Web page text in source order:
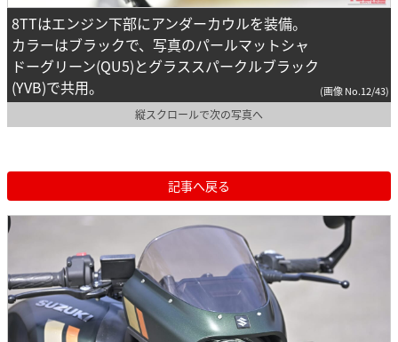
8TTはエンジン下部にアンダーカウルを装備。
カラーはブラックで、写真のパールマットシャ
ドーグリーン(QU5)とグラススパークルブラック
(YVB)で共用。
(画像 No.12/43)
縦スクロールで次の写真へ
記事へ戻る